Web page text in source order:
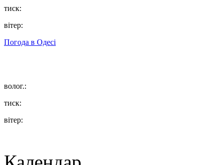
тиск:
вітер:
Погода в Одесі
волог.:
тиск:
вітер: